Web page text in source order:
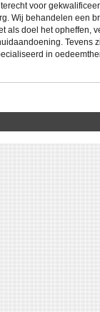
voor
Wij behandelen een
als doel het opheffen,
Tevens
in